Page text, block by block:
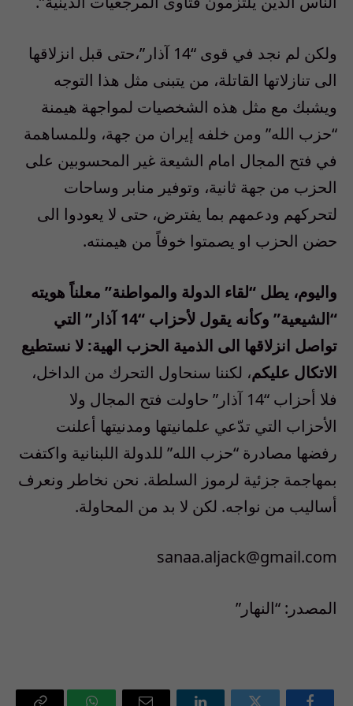
ولكن لم نجد في قوى “14 آذار”،حتى قبل انزلاقها
الى تنازلاتها القاتلة، من يتبنى مثل هذا التوجه
ويشبك مع مثل هذه الشخصيات لمواجهة هيمنة
“حزب الله” ومن خلفه إيران من جهة، وللمساهمة
في فتح المجال امام الشيعة غير المحسوبين على
الحزب من جهة ثانية، وتوفير منابر وساحات
لتحركهم ودعمهم بما يفترض، حتى لا يعودوا الى
حضن الحزب او يصمتوا خوفاً من هيمنته.
واليوم، يطل “لقاء الدولة والمواطنة” معلناً هويته
“الشيعية” وكأنه يقول لأحزاب “14 آذار” التي
تواصل انزلاقها الى الذمية الحزب الهية: لا نستطيع
الاتكال عليكم، لكننا سنحاول التحرك من الداخل،
فلا أحزاب “14 آذار” حاولت فتح المجال ولا
الأحزاب التي تدّعي علمانيتها ومدنيتها أعلنت
رفضها مصادرة “حزب الله” للدولة اللبنانية واكتفت
بمهاجمة جزئية لرموز السلطة. نحن نخاطر ونعرف
أساليب من نواجه. لكن لا بد من المحاولة.
sanaa.aljack@gmail.com
المصدر: “النهار”